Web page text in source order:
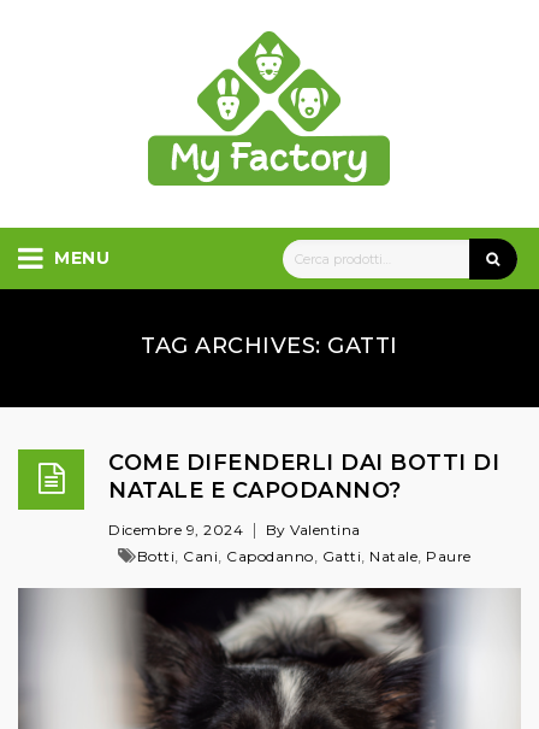
MENU
TAG ARCHIVES: GATTI
COME DIFENDERLI DAI BOTTI DI
NATALE E CAPODANNO?
Dicembre 9, 2024
By Valentina
Botti Cani Capodanno Gatti Natale Paure